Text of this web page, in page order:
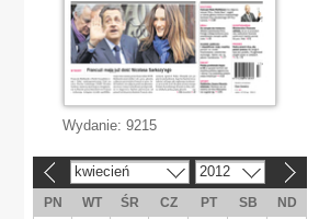
Wydanie: 9215
kwiecień 2012
PN WT ŚR CZ PT SB
ND